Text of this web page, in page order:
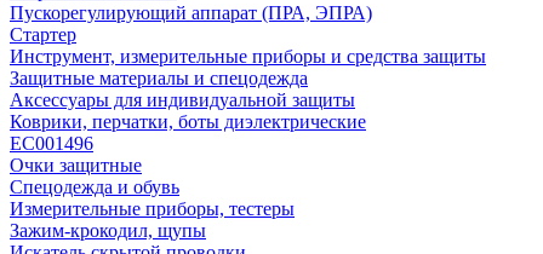
Пускорегулирующий аппарат (ПРА, ЭПРА)
Стартер
Инструмент, измерительные приборы и средства защиты
Защитные материалы и спецодежда
Аксессуары для индивидуальной защиты
Коврики, перчатки, боты диэлектрические
EC001496
Очки защитные
Спецодежда и обувь
Измерительные приборы, тестеры
Зажим-крокодил, щупы